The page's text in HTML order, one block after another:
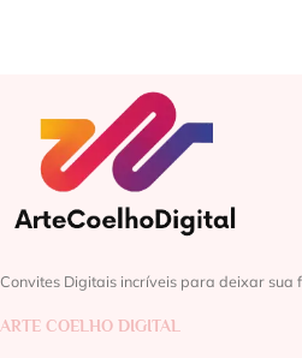
Convites Digitais incríveis para deixar sua
ARTE COELHO DIGITAL